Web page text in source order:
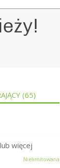
(65)
lub więcej
Nielimitowana